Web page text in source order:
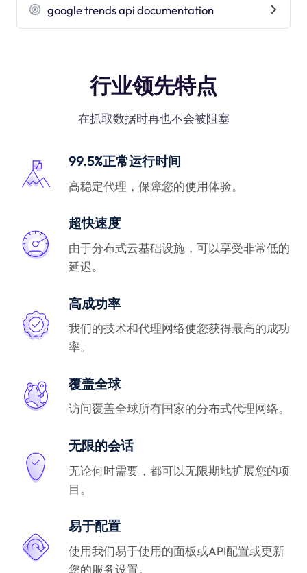
google trends api documentation
行业领先特点
在抓取数据时再也不会被阻塞
99.5%正常运行时间
高稳定代理，保障您的使用体验。
超快速度
由于分布式云基础设施，可以享受非常低的
延迟。
高成功率
我们的技术和代理网络使您获得最高的成功
率。
覆盖全球
访问覆盖全球所有国家的分布式代理网络。
无限的会话
无论何时需要，都可以无限期地扩展您的项
目。
易于配置
使用我们易于使用的面板或API配置或更新
您的服务设置。